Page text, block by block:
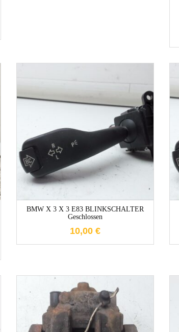
BMW X 3 X 3 E83 BLINKSCHALTER
Geschlossen
10,00 €
1-3 Werktage